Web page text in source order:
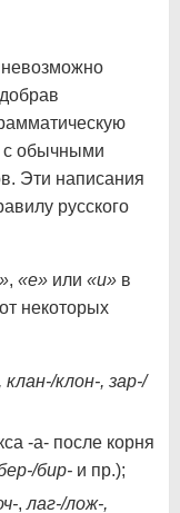
с обычными
Эти написания
русского
, «е» или «и» в
некоторых
клан-/клон-, зар-/
-а- после корня
бир- и пр.);
, лаг-/лож-,